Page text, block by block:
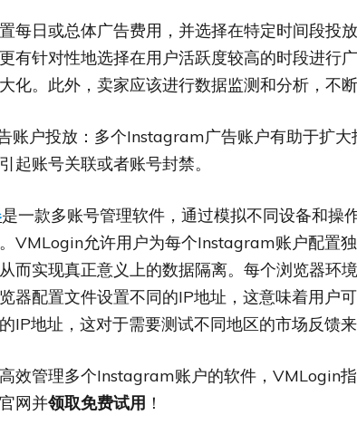
每日或总体广告费用，并选择在特定时间段投
有针对性地选择在用户活跃度较高的时段进行
化。此外，卖家应该进行数据监测和分析，不断
账户投放：多个Instagram广告账户有助于扩大
起账号关联或者账号封禁。
是一款多账号管理软件，通过模拟不同设备和操
VMLogin允许用户为每个Instagram账户配置
而实现真正意义上的数据隔离。每个浏览器环
器配置文件设置不同的IP地址，这意味着用户
IP地址，这对于需要测试不同地区的市场反馈来
效管理多个Instagram账户的软件，VMLogin
网并领取免费试用 ！